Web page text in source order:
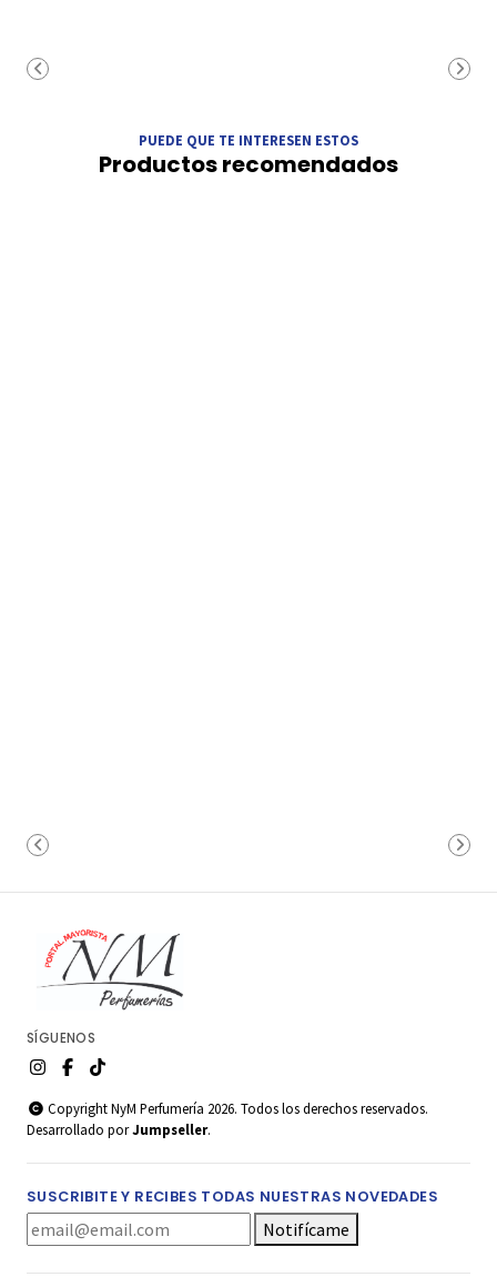
PUEDE QUE TE INTERESEN ESTOS
Productos recomendados
SÍGUENOS
Copyright NyM Perfumería 2026. Todos los derechos reservados.
Desarrollado porJumpseller.
SUSCRIBITE Y RECIBES TODAS NUESTRAS NOVEDADES
Notifícame